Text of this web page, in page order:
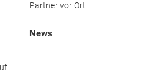
Partner vor Ort
News